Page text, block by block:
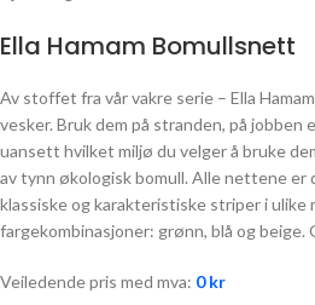
Ella Hamam Bomullsnett
Av stoffet fra vår vakre serie – Ella
vesker. Bruk dem på stranden, på jobben
uansett hvilket miljø du velger å bruke
av tynn økologisk bomull. Alle nettene er
klassiske og karakteristiske striper i ulike
fargekombinasjoner: grønn, blå og beige.
Veiledende pris med mva: 0kr